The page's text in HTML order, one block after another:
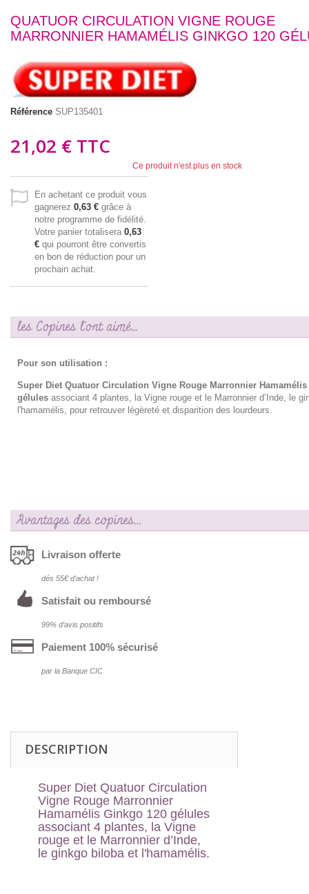
QUATUOR CIRCULATION VIGNE ROUGE
MARRONNIER HAMAMÉLIS GINKGO 120
Référence SUP135401
21,02 € TTC
Ce produit n'est plus en stock
En achetant ce produit vous
gagnerez 0,63 € grâce à
notre programme de fidélité.
Votre panier totalisera 0,63
€ qui pourront être convertis
en bon de réduction pour un
prochain achat.
les Copines l'ont aimé...
Pour son utilisation :
Super Diet Quatuor Circulation Vigne Rouge Marronnier Hamamélis
gélules associant 4 plantes, la Vigne rouge et le Marronnier d’Inde, le
l'hamamélis, pour retrouver légèreté et disparition des lourdeurs.
Avantages des copines…
Livraison offerte
dés 55€ d‘achat !
Satisfait ou remboursé
99% d‘avis positifs
Paiement 100% sécurisé
par la Banque CIC
DESCRIPTION
Super Diet Quatuor Circulation
Vigne Rouge Marronnier
Hamamélis Ginkgo 120 gélules
associant 4 plantes, la Vigne
rouge et le Marronnier d’Inde,
le ginkgo biloba et l'hamamélis.